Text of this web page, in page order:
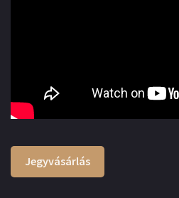
Jegyvásárlás